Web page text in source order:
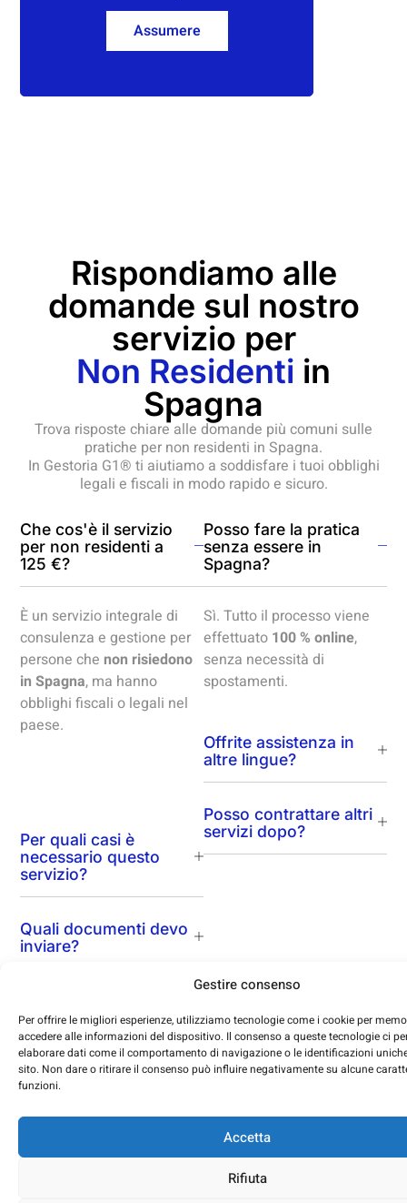
Gestire consenso
Per offrire le migliori esperienze, utilizziamo tecnologie come i cookie per
accedere alle informazioni del dispositivo. Il consenso a queste tecnologie ci
elaborare dati come il comportamento di navigazione o le identificazioni
sito. Non dare o ritirare il consenso può influire negativamente su alcune
funzioni.
Accetta
Rifiuta
Assumere
Rispondiamo alle
domande sul nostro
servizio per
Non Residenti in
Spagna
Trova risposte chiare alle domande più comuni sulle
pratiche per non residenti in Spagna.
In Gestoria G1® ti aiutiamo a soddisfare i tuoi obblighi
legali e fiscali in modo rapido e sicuro.
Che cos'è il servizio
per non residenti a
125 €?
È un servizio integrale di
consulenza e gestione per
persone che non risiedono
in Spagna, ma hanno
obblighi fiscali o legali nel
paese.
Per quali casi è
necessario questo
servizio?
Quali documenti devo
inviare?
Posso fare la pratica
senza essere in
Spagna?
Sì. Tutto il processo viene
effettuato 100 % online,
senza necessità di
spostamenti.
Offrite assistenza in
altre lingue?
Posso contrattare altri
servizi dopo?